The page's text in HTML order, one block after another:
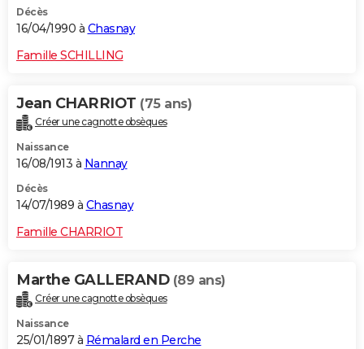
Décès
16/04/1990 à Chasnay
Famille SCHILLING
Jean CHARRIOT (75 ans)
Créer une cagnotte obsèques
Naissance
16/08/1913 à Nannay
Décès
14/07/1989 à Chasnay
Famille CHARRIOT
Marthe GALLERAND (89 ans)
Créer une cagnotte obsèques
Naissance
25/01/1897 à Rémalard en Perche